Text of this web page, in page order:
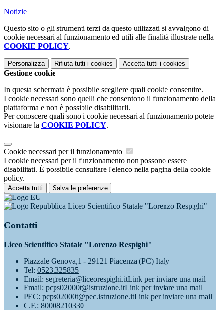
Notizie
Questo sito o gli strumenti terzi da questo utilizzati si avvalgono di
cookie necessari al funzionamento ed utili alle finalità illustrate nella
COOKIE POLICY.
Personalizza Rifiuta tutti i cookies Accetta tutti i cookies
Gestione cookie
In questa schermata è possibile scegliere quali cookie consentire.
I cookie necessari sono quelli che consentono il funzionamento della
piattaforma e non è possibile disabilitarli.
Per conoscere quali sono i cookie necessari al funzionamento potete
visionare la COOKIE POLICY.
Cookie necessari per il funzionamento
I cookie necessari per il funzionamento non possono essere
disabilitati. È possibile consultare l'elenco nella pagina della cookie
policy.
Accetta tutti Salva le preferenze
Liceo Scientifico Statale "Lorenzo Respighi"
Contatti
Liceo Scientifico Statale "Lorenzo Respighi"
Piazzale Genova,1 - 29121 Piacenza (PC) Italy
Tel: 0523.325835
Email: segreteria@liceorespighi.itLink per inviare una mail
Email: pcps02000t@istruzione.itLink per inviare una mail
PEC: pcps02000t@pec.istruzione.itLink per inviare una mail
C.F.: 80008210330